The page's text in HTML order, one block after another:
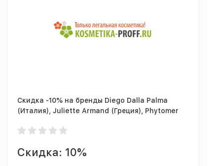
Скидка -10% на бренды Diego Dalla Palma
(Италия), Juliette Armand (Греция), Phytomer
Скидка: 10%